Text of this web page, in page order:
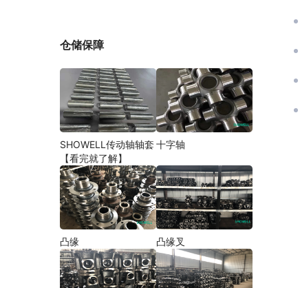
仓储保障
SHOWELL传动轴轴套
【看完就了解】
十字轴
凸缘 凸缘叉